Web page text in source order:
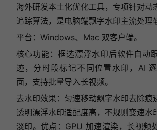
海外研发本土化优化工具，专项针对动
追踪算法，是电脑端飘字水印主流处理
平台：Windows、Mac 双客户端。
核心功能：框选漂浮水印后软件自动
迹，分时段标记不同位置水印，AI
面，支持批量导入长视频。
去水印效果：匀速移动飘字水印去除痕
透明漂浮水印适配度高，不规则变速水
淡印。优点：GPU 加速渲染，长视频